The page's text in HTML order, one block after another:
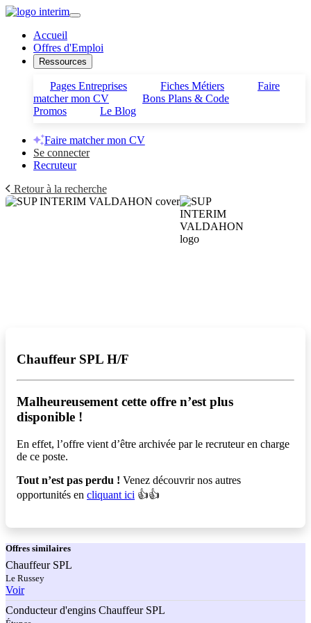
Accueil
Offres d'Emploi
Ressources
Pages Entreprises Fiches Métiers
Faire
matcher mon CV
Bons Plans & Code
Promos
Le Blog
Faire matcher mon CV
Se connecter
Recruteur
Retour à la recherche
Chauffeur SPL H/F
Malheureusement cette offre n’est plus
disponible !️
En effet, l’offre vient d’être archivée par le recruteur en charge
de ce poste.
Tout n’est pas perdu ! Venez découvrir nos autres
opportunités en cliquant ici 👍👍
Offres similaires
Chauffeur SPL
Le Russey
Voir
Conducteur d'engins Chauffeur SPL